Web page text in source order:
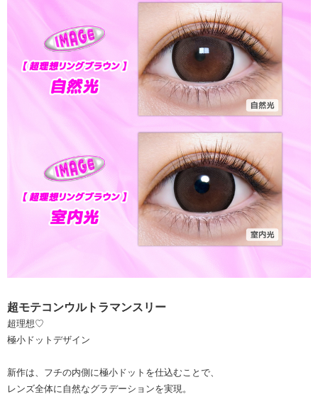
超モテコンウルトラマンスリー
超理想♡
極小ドットデザイン
新作は、フチの内側に極小ドットを仕込むことで、
レンズ全体に自然なグラデーションを実現。